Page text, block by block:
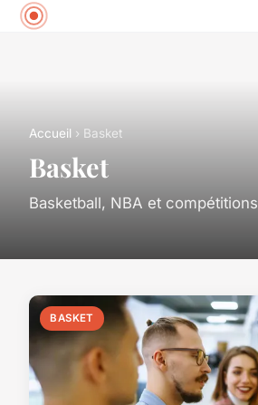
Accueil › Basket
Basket
Basketball, NBA et compétitions
BASKET